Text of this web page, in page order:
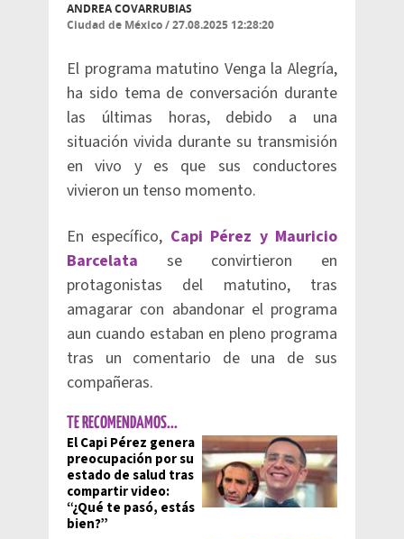
ANDREA COVARRUBIAS
Ciudad de México/27.08.2025 12:28:20
El programa matutino Venga la Alegría,
ha sido tema de conversación durante
las últimas horas, debido a una
situación vivida durante su transmisión
en vivo y es que sus conductores
vivieron un tenso momento.
En específico, Capi Pérez y Mauricio
Barcelata se convirtieron en
protagonistas del matutino, tras
amagarar con abandonar el programa
aun cuando estaban en pleno programa
tras un comentario de una de sus
compañeras.
TE RECOMENDAMOS...
El Capi Pérez genera
preocupación por su
estado de salud tras
compartir video:
“¿Qué te pasó, estás
bien?”